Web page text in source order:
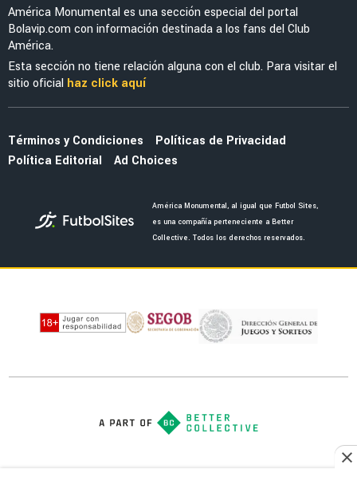
LEAGUES CUP 2026
La tajante frase de Guillermo Almada sobre la
actuación de Alan Cervantes ante San Diego
FC
MERCADO
con Rosario Central: "Espero que..."